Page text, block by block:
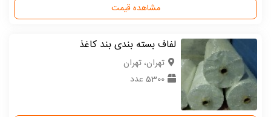
مشاهده قیمت
لفاف بسته بندی بند کاغذ
تهران، تهران
5300 عدد